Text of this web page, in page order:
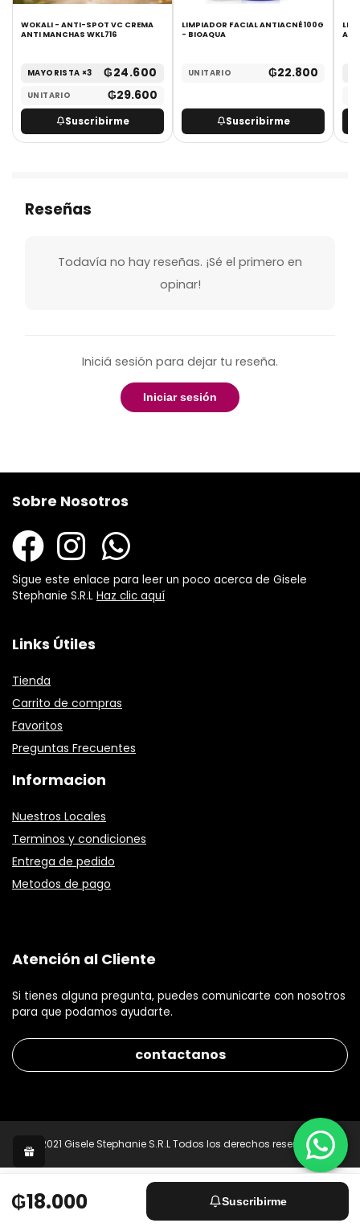
WOKALI - ANTI-SPOT VC CREMA
ANTI MANCHAS WKL716
MAYORISTA ×3 ₲24.600
UNITARIO ₲29.600
Suscribirme
LIMPIADOR FACIAL ANTIACNÉ 100G
- BIOAQUA
UNITARIO ₲22.800
Suscribirme
Reseñas
Todavía no hay reseñas. ¡Sé el primero en
opinar!
Iniciá sesión para dejar tu reseña.
Iniciar sesión
Sobre Nosotros
Sigue este enlace para leer un poco acerca de Gisele
Stephanie S.R.L Haz clic aquí
Links Útiles
Tienda
Carrito de compras
Favoritos
Preguntas Frecuentes
Informacion
Nuestros Locales
Terminos y condiciones
Entrega de pedido
Metodos de pago
Atención al Cliente
Si tienes alguna pregunta, puedes comunicarte con nosotros
para que podamos ayudarte.
contactanos
© 2021 Gisele Stephanie S.R.L Todos los derechos reservados.
₲18.000 Suscribirme